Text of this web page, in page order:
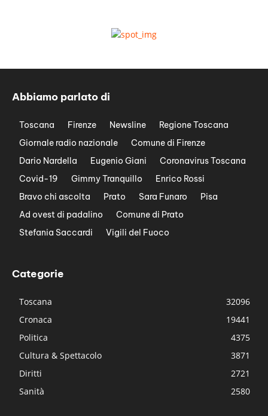
Abbiamo parlato di
Toscana Firenze Newsline
Regione Toscana
Giornale radio nazionale
Comune di Firenze
Dario Nardella
Eugenio Giani
Coronavirus Toscana
Covid-19
Gimmy Tranquillo
Enrico Rossi
Bravo chi ascolta
Prato Sara Funaro
Pisa
Ad ovest di padalino
Comune di Prato
Stefania Saccardi
Vigili del Fuoco
Categorie
Toscana
32096
Cronaca
19441
Politica
4375
Cultura & Spettacolo
3871
Diritti
2721
Sanità
2580